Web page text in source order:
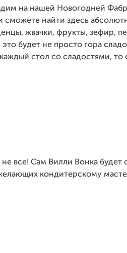
на нашей Новогодней
сможете найти здесь
жвачки, фрукты, зефир,
это будет не просто гора
стол со сладостями, то
все! Сам Вилли Вонка
кондитерскому